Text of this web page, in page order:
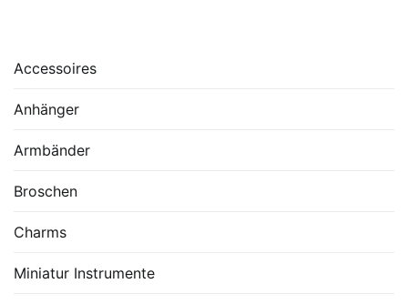
Accessoires
Anhänger
Armbänder
Broschen
Charms
Miniatur Instrumente